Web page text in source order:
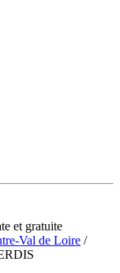
et gratuite
Val de Loire /